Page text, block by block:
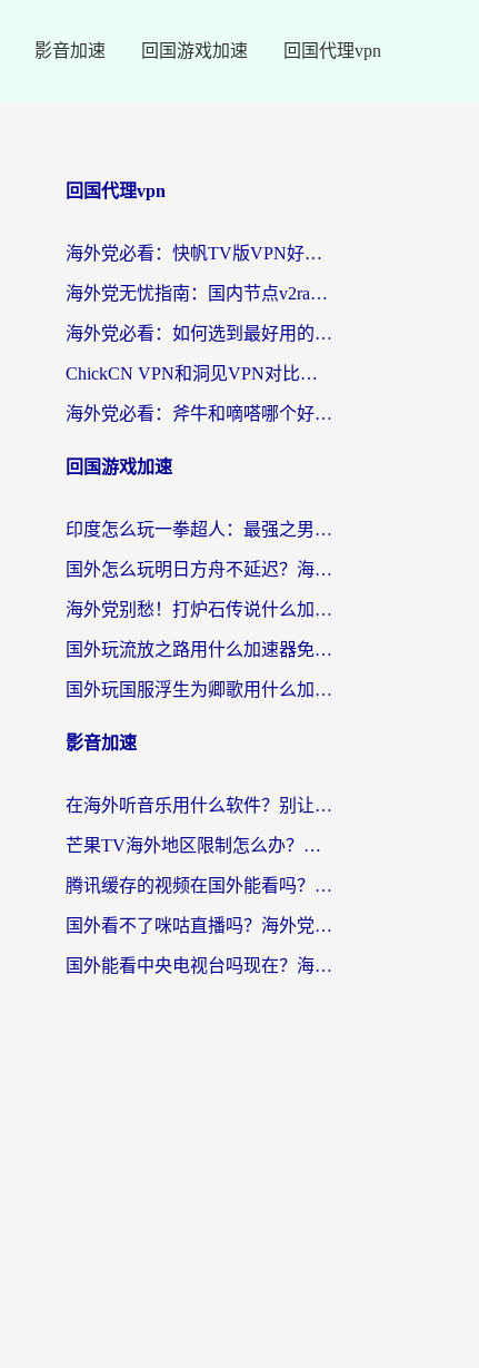
影音加速 回国游戏加速 回国代理vpn
回国代理vpn
海外党必看：快帆TV版VPN好用吗？和快游VPN对比哪个回国效果更好？附实用避坑指南
海外党无忧指南：国内节点v2ray怎么选？一键回国VPN+多场景实测帮你避坑
海外党必看：如何选到最好用的回国加速器？从节点到售后的全维度指南
ChickCN VPN和洞见VPN对比哪个回国效果更好？海外党亲测3款加速器+避坑指南
海外党必看：斧牛和嘀嗒哪个好？3个维度教你选对回国加速器
回国游戏加速
印度怎么玩一拳超人：最强之男？海外党国服游戏加速避坑指南
国外怎么玩明日方舟不延迟？海外玩家国服游戏加速终极指南（附DNF梦幻诛仙解决方案）
海外党别愁！打炉石传说什么加速器好用？3个实用技巧解决国服游戏卡顿
国外玩流放之路用什么加速器免费？海外党亲测有效的国服游戏加速指南
国外玩国服浮生为卿歌用什么加速器比较好？海外党亲测不踩坑指南
影音加速
在海外听音乐用什么软件？别让地域限制断了你的华语歌单
芒果TV海外地区限制怎么办？海外党追剧看片的实用加速器选择指南
腾讯缓存的视频在国外能看吗？海外党追剧看片的终极解决方案
国外看不了咪咕直播吗？海外党追剧看片的加速器选择指南
国外能看中央电视台吗现在？海外党追剧看央视的实用指南